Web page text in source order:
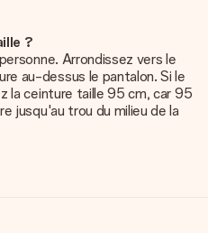
?
Arrondissez vers le
au-dessus le pantalon. Si le
la ceinture taille 95 cm, car 95
jusqu'au trou du milieu de la